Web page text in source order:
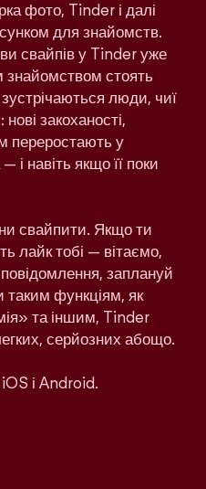
фото, Tinder і далі
для знайомств.
свайпів у Tinder уже
знайомством стоять
люди, чиї
закоханості,
переростають у
і навіть якщо її поки
свайпити. Якщо ти
лайк тобі — вітаємо,
заплануй
таким функціям, як
та іншим, Tinder
серйозних абощо.
і Android.